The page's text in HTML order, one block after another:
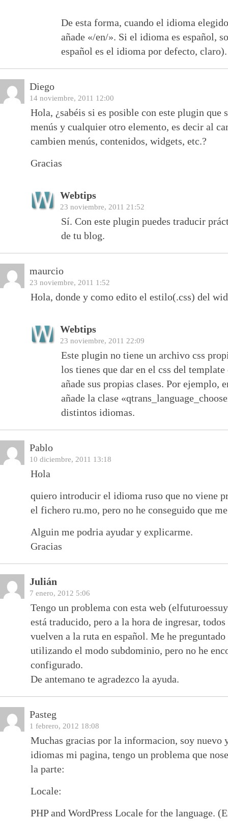
De esta forma, cuando el idioma
añade «/en/». Si el idioma es español,
español es el idioma por defecto, claro).
Diego
14 noviembre, 2011 12:00
Hola, ¿sabéis si es posible con este plugin que
menús y cualquier otro elemento, es decir al
cambien menús, contenidos, widgets, etc.?
Gracias
Webtips
23 noviembre, 2011 21:52
Sí. Con este plugin puedes traducir
de tu blog.
maurcio
23 noviembre, 2011 1:52
Hola, donde y como edito el estilo(.css) del
Webtips
23 noviembre, 2011 22:09
Este plugin no tiene un archivo css
los tienes que dar en el css del template
añade sus propias clases. Por ejemplo,
añade la clase
distintos idiomas.
Pablo
10 diciembre, 2011 13:18
Hola
quiero introducir el idioma ruso que no viene
el fichero ru.mo, pero no he conseguido que
Alguin me podria ayudar y explicarme.
Gracias
Julián
7 enero, 2012 5:06
Tengo un problema con esta web
está traducido, pero a la hora de ingresar,
vuelven a la ruta en español. Me he
utilizando el modo subdominio, pero no he
configurado.
De antemano te agradezco la ayuda.
Pasteg
1 febrero, 2012 18:08
Muchas gracias por la informacion, soy nuevo
idiomas mi pagina, tengo un problema que
la parte:
Locale:
PHP and WordPress Locale for the language.